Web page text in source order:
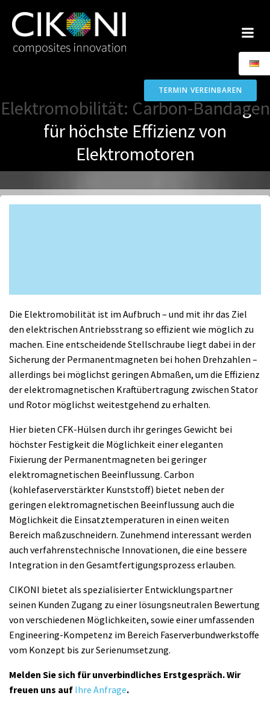
TERMIN VEREINBAREN
Elektromobilität: Carbon-Bandagen
für höchste Effizienz von
Elektromotoren
Die Elektromobilität ist im Aufbruch – und mit ihr das Ziel
den elektrischen Antriebsstrang so effizient wie möglich zu
machen. Eine entscheidende Stellschraube liegt dabei in der
Sicherung der Permanentmagneten bei hohen Drehzahlen –
allerdings bei möglichst geringen Abmaßen, um die Effizienz
der elektromagnetischen Kraftübertragung zwischen Stator
und Rotor möglichst weitestgehend zu erhalten.
Hier bieten CFK-Hülsen durch ihr geringes Gewicht bei
höchster Festigkeit die Möglichkeit einer eleganten
Fixierung der Permanentmagneten bei geringer
elektromagnetischen Beeinflussung. Carbon
(kohlefaserverstärkter Kunststoff) bietet neben der
geringen elektromagnetischen Beeinflussung auch die
Möglichkeit die Einsatztemperaturen in einen weiten
Bereich maßzuschneidern. Zunehmend interessant werden
auch verfahrenstechnische Innovationen, die eine bessere
Integration in den Gesamtfertigungsprozess erlauben.
CIKONI bietet als spezialisierter Entwicklungspartner
seinen Kunden Zugang zu einer lösungsneutralen Bewertung
von verschiedenen Möglichkeiten, sowie einer umfassenden
Engineering-Kompetenz im Bereich Faserverbundwerkstoffe
vom Konzept bis zur Serienumsetzung.
Melden Sie sich für unverbindliches Erstgespräch. Wir
freuen uns auf Ihre Anfrage.